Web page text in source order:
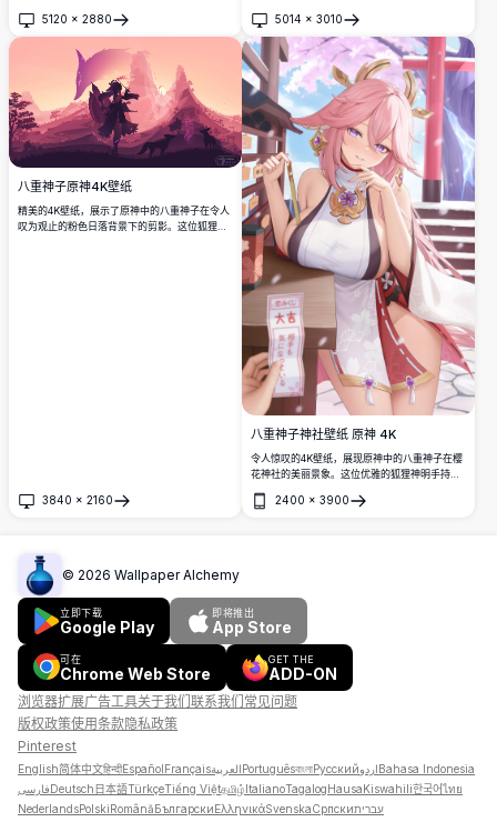
5120 × 2880
打开
幅高分辨率艺术作品的绝美意境。
5014 × 3010
打开
八重神子原神4K壁纸
精美的4K壁纸，展示了原神中的八重神子在令人
叹为观止的粉色日落背景下的剪影。这位狐狸精
3840 × 2160
打开
八重神子神社壁纸 原神 4K
令人惊叹的4K壁纸，展现原神中的八重神子在樱
花神社的美丽景象。这位优雅的狐狸神明手持绘
马，紫色眼眸闪闪发光，被樱花花瓣所环绕，呈
现出令人叹为观止的高清动漫艺术。
2400 × 3900
打开
© 2026 Wallpaper Alchemy
立即下载
Google Play
即将推出
App Store
可在
Chrome Web Store
GET THE
ADD-ON
浏览器扩展广告工具关于我们 联系我们 常见问题
版权政策使用条款隐私政策
Pinterest
English简体中文हिन्दीEspañol Françaisالعربية PortuguêsবাংলাРусскийاردو Bahasa Indonesia
فارسی Deutsch 日本語TürkçeTiếng Việtதமிழ் ItalianoTagalog Hausa Kiswahili한국어ไทย
NederlandsPolski Română Български ΕλληνικάSvenskaСрпскиעברית